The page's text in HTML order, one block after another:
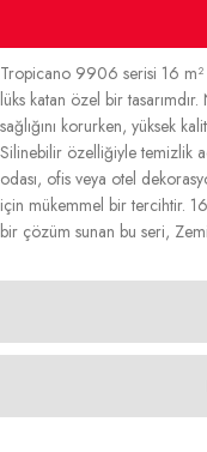
Tropicano 9906 serisi 16 m²
lüks katan özel bir tasarımdır.
sağlığını korurken, yüksek
Silinebilir özelliğiyle temizlik
odası, ofis veya otel
için mükemmel bir tercihtir.
bir çözüm sunan bu seri,